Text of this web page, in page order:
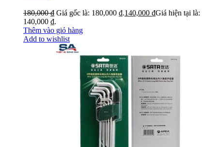
180,000₫ Giá gốc là: 180,000 ₫.140,000 ₫Giá hiện tại là:
140,000 ₫.
Thêm vào giỏ hàng
Add to wishlist